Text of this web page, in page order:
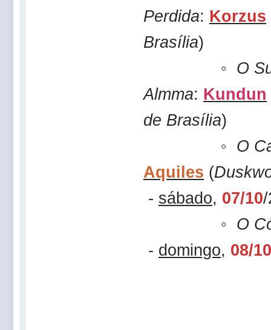
Perdida: Korzus
Brasília)
◦ O
Almma: Kundun
de Brasília)
◦ O
Aquiles (
- sábado, 07/10
◦ O
- domingo, 08/10